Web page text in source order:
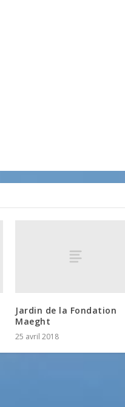
Jardin de la Fondation
Maeght
25 avril 2018